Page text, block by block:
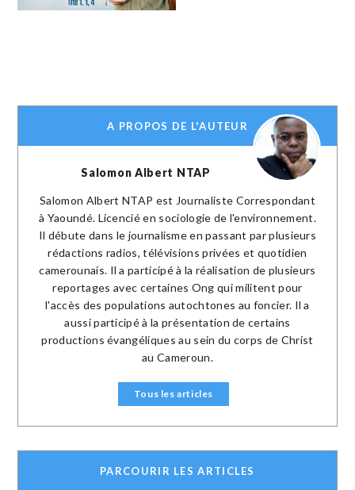
A PROPOS DE L'AUTEUR
Salomon Albert NTAP
Salomon Albert NTAP est Journaliste Correspondant
à Yaoundé. Licencié en sociologie de l'environnement.
Il débute dans le journalisme en passant par plusieurs
rédactions radios, télévisions privées et quotidien
camerounais. Il a participé à la réalisation de plusieurs
reportages avec certaines Ong qui militent pour
l'accès des populations autochtones au foncier. Il a
aussi participé à la présentation de certains
productions évangéliques au sein du corps de Christ
au Cameroun.
Tous les articles
PARCOURIR LES ARTICLES